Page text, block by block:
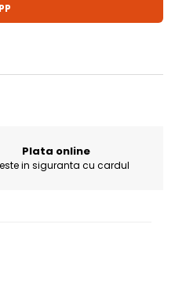
Plata online
in siguranta cu cardul